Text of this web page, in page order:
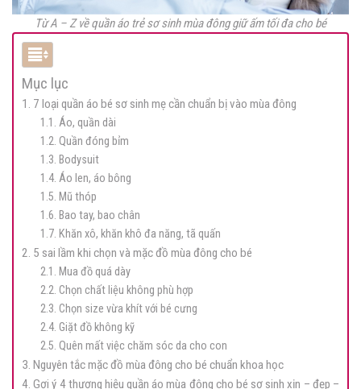
Từ A – Z về quần áo trẻ sơ sinh mùa đông giữ ấm tối đa cho bé
Mục lục
1. 7 loại quần áo bé sơ sinh mẹ cần chuẩn bị vào mùa đông
1.1. Áo, quần dài
1.2. Quần đóng bỉm
1.3. Bodysuit
1.4. Áo len, áo bông
1.5. Mũ thóp
1.6. Bao tay, bao chân
1.7. Khăn xô, khăn khô đa năng, tã quấn
2. 5 sai lầm khi chọn và mặc đồ mùa đông cho bé
2.1. Mua đồ quá dày
2.2. Chọn chất liệu không phù hợp
2.3. Chọn size vừa khít với bé cưng
2.4. Giặt đồ không kỹ
2.5. Quên mất việc chăm sóc da cho con
3. Nguyên tắc mặc đồ mùa đông cho bé chuẩn khoa học
4. Gợi ý 4 thương hiệu quần áo mùa đông cho bé sơ sinh xịn – đẹp –